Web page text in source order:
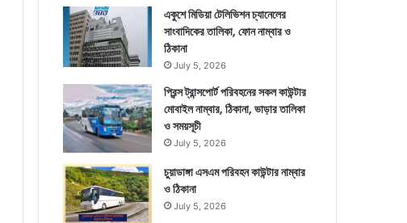
একুশে মিডিয়া টেলিভিশন চ্যানেলের
সাংবাদিকের তালিকা, ফোন নাম্বার ও
ঠিকানা
July 5, 2026
প্রিন্স ট্রান্সপোর্ট পরিবহনের সকল কাউন্টার
মোবাইল নাম্বার, ঠিকানা, ভাড়ার তালিকা
ও সময়সূচী
July 5, 2026
চুয়াডাঙ্গা এসএম পরিবহন কাউন্টার নাম্বার
ও ঠিকানা
July 5, 2026